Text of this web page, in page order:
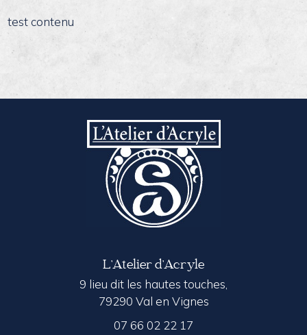
test contenu
L’Atelier d’Acryle
9 lieu dit les hautes touches,
79290 Val en Vignes
07 66 02 22 17